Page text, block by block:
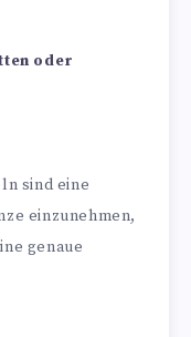
oder
sind eine
einzunehmen,
genaue